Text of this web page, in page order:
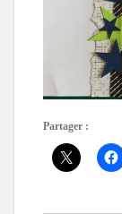
Partager :